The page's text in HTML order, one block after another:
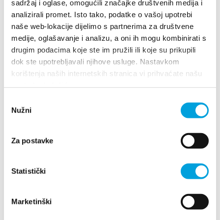
sadržaj i oglase, omogućili značajke društvenih medija i
analizirali promet. Isto tako, podatke o vašoj upotrebi
naše web-lokacije dijelimo s partnerima za društvene
medije, oglašavanje i analizu, a oni ih mogu kombinirati s
drugim podacima koje ste im pružili ili koje su prikupili
dok ste upotrebljavali njihove usluge. Nastavkom
korištenja naših internetskih stranica vi prihvaćate našu
pristanka
Nužni
Za postavke
Statistički
Marketinški
Marija Ljubić
Sibovica 36, 21214 Kaštel Lukšić
Marija Lončar
Kneza Trpimira 103, 21212 Kaštel Sućurac